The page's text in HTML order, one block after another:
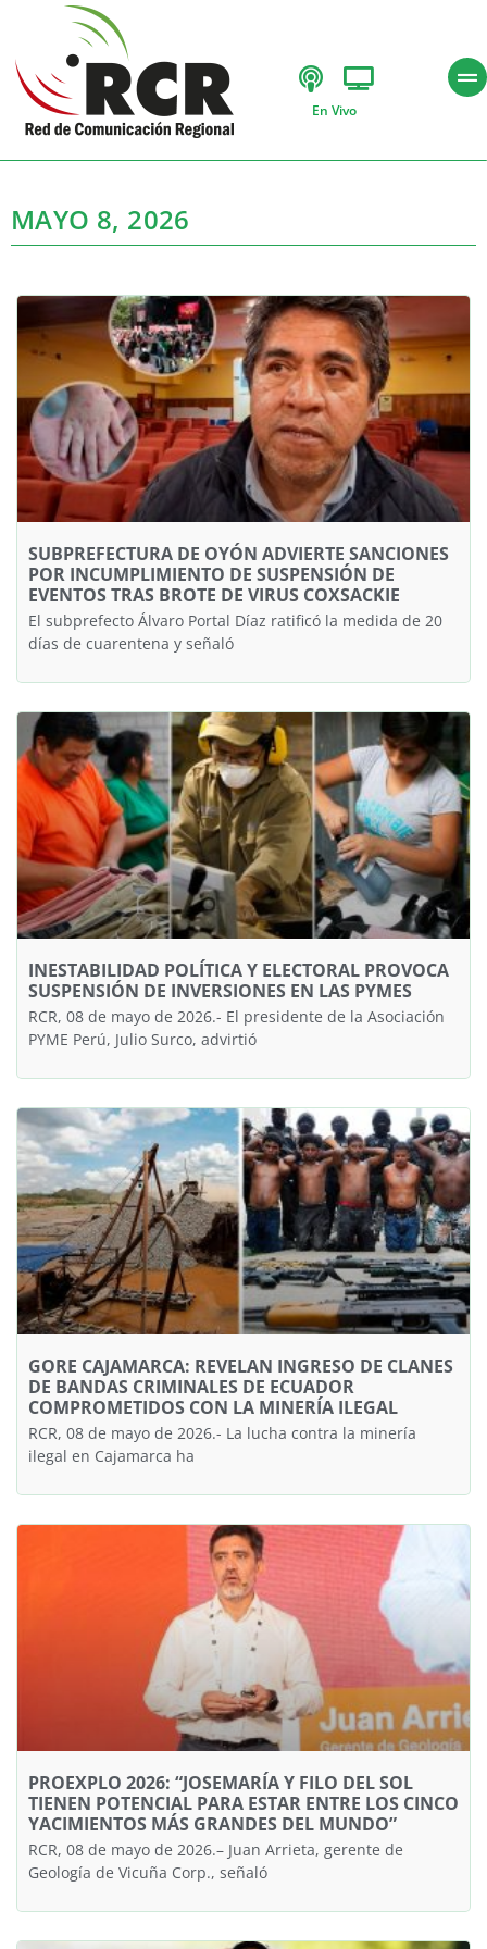
En Vivo
MAYO 8, 2026
SUBPREFECTURA DE OYÓN ADVIERTE SANCIONES
POR INCUMPLIMIENTO DE SUSPENSIÓN DE
EVENTOS TRAS BROTE DE VIRUS COXSACKIE
El subprefecto Álvaro Portal Díaz ratificó la medida de 20
días de cuarentena y señaló
INESTABILIDAD POLÍTICA Y ELECTORAL PROVOCA
SUSPENSIÓN DE INVERSIONES EN LAS PYMES
RCR, 08 de mayo de 2026.- El presidente de la Asociación
PYME Perú, Julio Surco, advirtió
GORE CAJAMARCA: REVELAN INGRESO DE CLANES
DE BANDAS CRIMINALES DE ECUADOR
COMPROMETIDOS CON LA MINERÍA ILEGAL
RCR, 08 de mayo de 2026.- La lucha contra la minería
ilegal en Cajamarca ha
PROEXPLO 2026: “JOSEMARÍA Y FILO DEL SOL
TIENEN POTENCIAL PARA ESTAR ENTRE LOS CINCO
YACIMIENTOS MÁS GRANDES DEL MUNDO”
RCR, 08 de mayo de 2026.– Juan Arrieta, gerente de
Geología de Vicuña Corp., señaló